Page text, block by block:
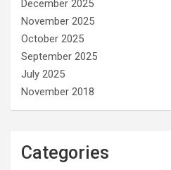
December 2025
November 2025
October 2025
September 2025
July 2025
November 2018
Categories